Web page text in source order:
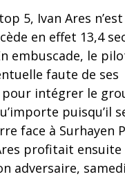
5, Ivan Ares
en effet 13,4
embuscade, le
faute de ses
pour intégrer le
puisqu’il
face à Surhayen
profitait ensuite
adversaire,